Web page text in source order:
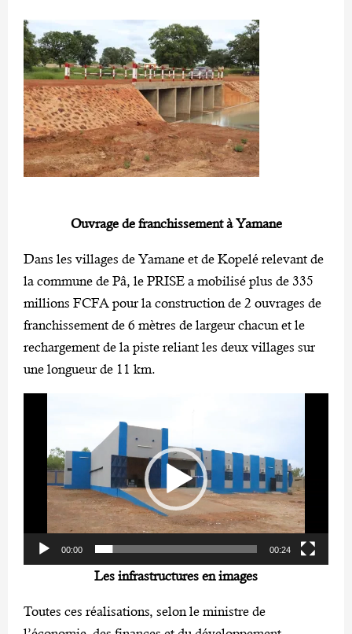
Ouvrage de franchissement à Yamane
Dans les villages de Yamane et de Kopelé relevant de
la commune de Pâ, le PRISE a mobilisé plus de 335
millions FCFA pour la construction de 2 ouvrages de
franchissement de 6 mètres de largeur chacun et le
rechargement de la piste reliant les deux villages sur
une longueur de 11 km.
r
00:00 00:24
Les infrastructures en images
Toutes ces réalisations, selon le ministre de